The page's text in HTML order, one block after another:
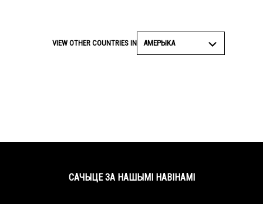
VIEW OTHER COUNTRIES IN АМЕРЫКА
САЧЫЦЕ ЗА НАШЫМІ НАВІНАМІ